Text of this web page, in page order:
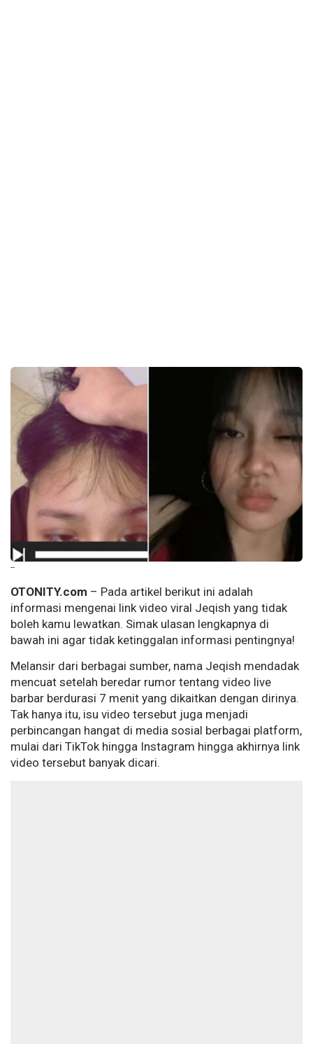
--
OTONITY.com – Pada artikel berikut ini adalah
informasi mengenai link video viral Jeqish yang tidak
boleh kamu lewatkan. Simak ulasan lengkapnya di
bawah ini agar tidak ketinggalan informasi pentingnya!
Melansir dari berbagai sumber, nama Jeqish mendadak
mencuat setelah beredar rumor tentang video live
barbar berdurasi 7 menit yang dikaitkan dengan dirinya.
Tak hanya itu, isu video tersebut juga menjadi
perbincangan hangat di media sosial berbagai platform,
mulai dari TikTok hingga Instagram hingga akhirnya link
video tersebut banyak dicari.